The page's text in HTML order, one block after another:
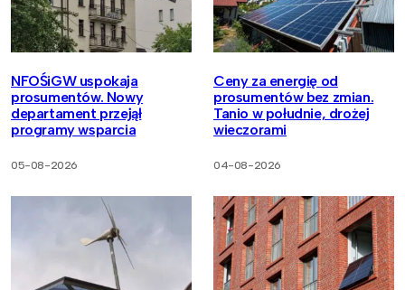
NFOŚiGW uspokaja
prosumentów. Nowy
departament przejął
programy wsparcia
05-08-2026
Ceny za energię od
prosumentów bez zmian.
Tanio w południe, drożej
wieczorami
04-08-2026